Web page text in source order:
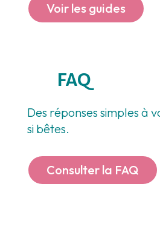
Voir les guides
FAQ
Des réponses simples à
si bêtes.
Consulter la FAQ